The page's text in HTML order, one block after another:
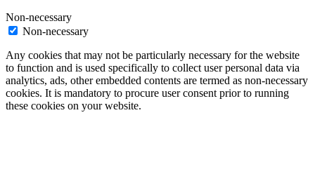
Non-necessary
Non-necessary
Any cookies that may not be particularly necessary for the website
to function and is used specifically to collect user personal data via
analytics, ads, other embedded contents are termed as non-necessary
cookies. It is mandatory to procure user consent prior to running
these cookies on your website.